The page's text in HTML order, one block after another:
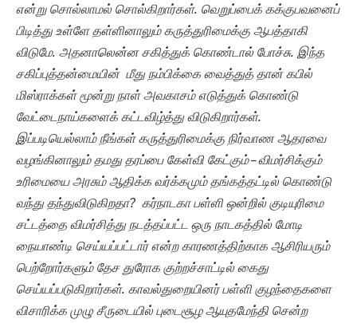
என்று சொல்லாமல் சொல்கிறார்கள். வெறுப்பைக் கக்குபவனைப்
பிடித்து உள்ளே தள்ளினாலும் கருத்துரிமைக்கு ஆபத்தாகி
விடுமே. அதனாலென்ன சகித்துக் கொண்டால் போச்சு. இந்த
சகிப்புத்தன்மையின் மீது நம்பிக்கை வைத்துத் தான் கபில்
மிஸ்ராக்கள் மூன்று நாள் அவகாசம் எடுத்துக் கொண்டு
வேட்டைநாய்களைக் கட்டவிழ்த்து விடுகிறார்கள்.
இப்படியெல்லாம் நீங்கள் கருத்துரிமைக்கு நிர்வாண ஆதரவை
வழங்கினாலும் தமது தரப்பை கேள்வி கேட்கும் – விமர்சிக்கும்
உரிமையை அரசும் ஆதிக்க வர்க்கமும் தங்கத்தட்டில் கொண்டு
வந்து தந்துவிடுகிறதா? கர்நாடகா பள்ளி ஒன்றில் குடியுரிமை
சட்டத்தை விமர்சித்து நடத்தப்பட்ட ஒரு நாடகத்தில் மோடி
நையாண்டி செய்யப்பட்டார் என்ற காரணத்திற்காக ஆசிரியரும்
பெற்றோர்களும் தேச துரோக குற்றச்சாட்டில் கைது
செய்யப்படுகிறார்கள். காவல்துறையினர் பள்ளி குழந்தைகளை
விசாரிக்க முழு சீருடையில் புடைசூழ ஆயுதமேந்தி சென்ற